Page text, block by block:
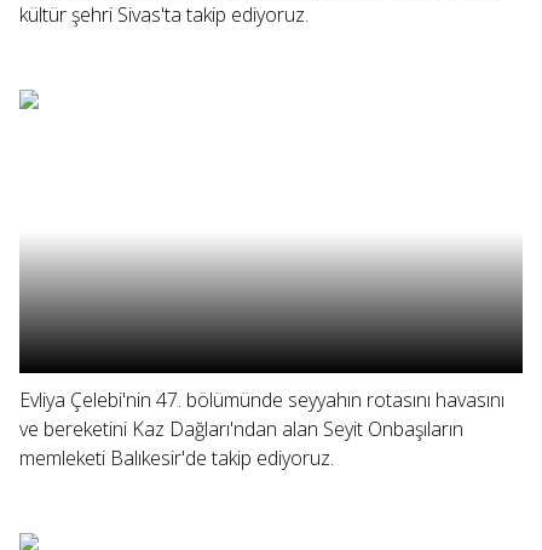
kültür şehri Sivas'ta takip ediyoruz.
Evliya Çelebi'nin 47. bölümünde seyyahın rotasını havasını
ve bereketini Kaz Dağları'ndan alan Seyit Onbaşıların
memleketi Balıkesir'de takip ediyoruz.